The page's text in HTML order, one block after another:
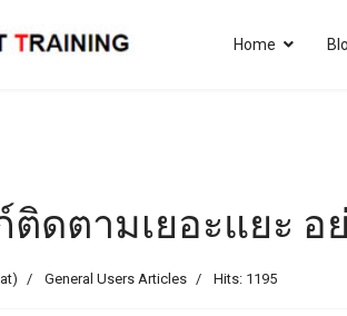
Home
ติดตามเยอะแยะ อ
General Users Articles Hits: 1195